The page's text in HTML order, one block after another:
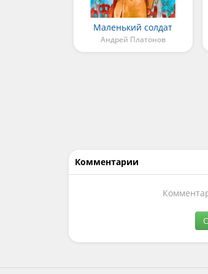
Маленький солдат
Андрей Платонов
Комментарии